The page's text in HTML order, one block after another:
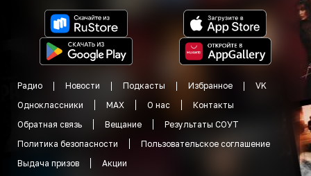
Радио Новости Подкасты Избранное
VK
Одноклассники
MAX О нас
Контакты
Обратная связь
Вещание
Результаты СОУТ
Политика безопасности
Пользовательское соглашение
Выдача призов
Акции